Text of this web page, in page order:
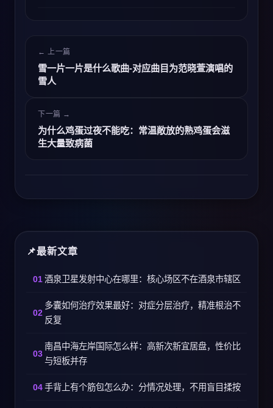
← 上一篇
雪一片一片是什么歌曲-对应曲目为范晓萱演唱的
雪人
下一篇 →
为什么鸡蛋过夜不能吃：常温敞放的熟鸡蛋会滋
生大量致病菌
最新文章
酒泉卫星发射中心在哪里：核心场区不在酒泉市辖区
多囊如何治疗效果最好：对症分层治疗，精准根治不
反复
南昌中海左岸国际怎么样：高新次新宜居盘，性价比
与短板并存
手背上有个筋包怎么办：分情况处理，不用盲目揉按